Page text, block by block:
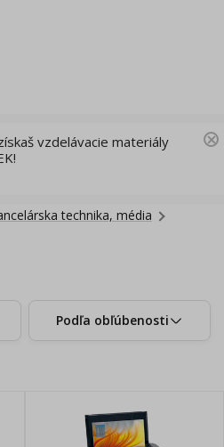
vzdelávacie materiály
technika, média
Podľa obľúbenosti